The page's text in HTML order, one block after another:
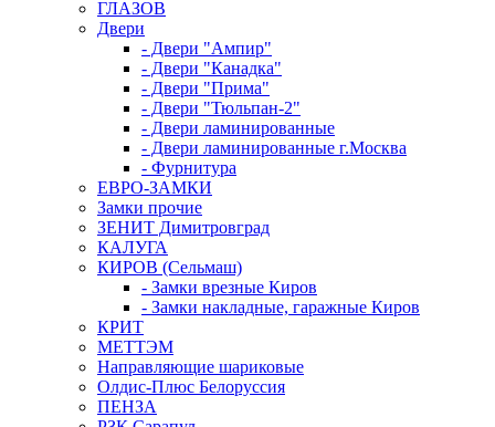
ГЛАЗОВ
Двери
- Двери "Ампир"
- Двери "Канадка"
- Двери "Прима"
- Двери "Тюльпан-2"
- Двери ламинированные
- Двери ламинированные г.Москва
- Фурнитура
ЕВРО-ЗАМКИ
Замки прочие
ЗЕНИТ Димитровград
КАЛУГА
КИРОВ (Сельмаш)
- Замки врезные Киров
- Замки накладные, гаражные Киров
КРИТ
МЕТТЭМ
Направляющие шариковые
Олдис-Плюс Белоруссия
ПЕНЗА